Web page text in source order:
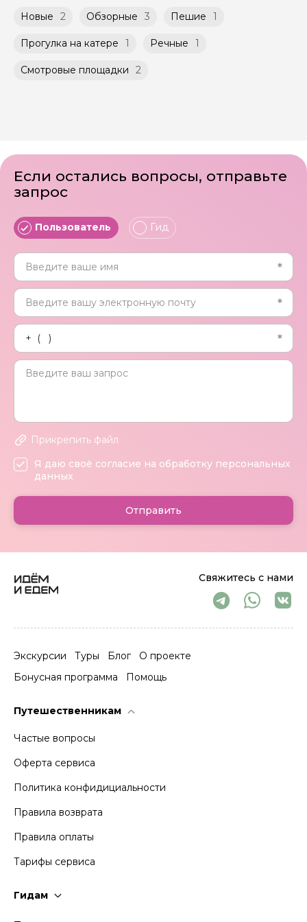
Новые 2 Обзорные 3 Пешие 1
Прогулка на катере 1 Речные 1
Смотровые площадки 2
Свяжитесь с нами
Экскурсии Туры Блог
О проекте
Бонусная программа
Помощь
Путешественникам
Частые вопросы
Оферта сервиса
Политика конфидициальности
Правила возврата
Правила оплаты
Тарифы сервиса
Гидам
Если остались вопросы, отправьте
запрос
Пользователь Гид
Прикрепить файл
Я даю своё согласие на обработку персональных
данных
Отправить